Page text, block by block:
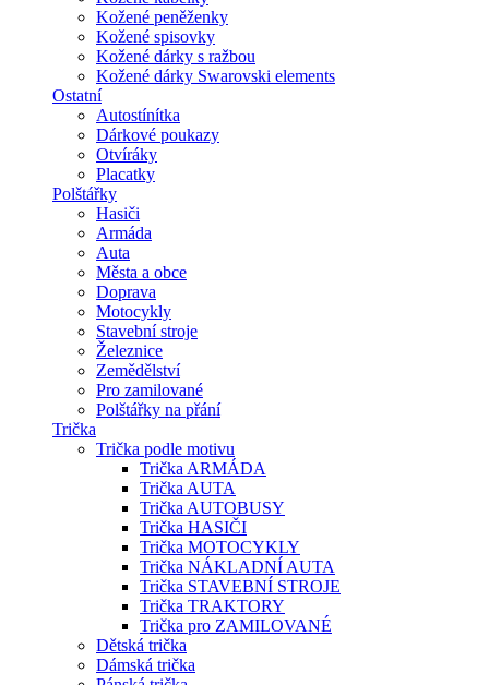
Kožené peněženky
Kožené spisovky
Kožené dárky s ražbou
Kožené dárky Swarovski elements
Ostatní
Autostínítka
Dárkové poukazy
Otvíráky
Placatky
Polštářky
Hasiči
Armáda
Auta
Města a obce
Doprava
Motocykly
Stavební stroje
Železnice
Zemědělství
Pro zamilované
Polštářky na přání
Trička
Trička podle motivu
Trička ARMÁDA
Trička AUTA
Trička AUTOBUSY
Trička HASIČI
Trička MOTOCYKLY
Trička NÁKLADNÍ AUTA
Trička STAVEBNÍ STROJE
Trička TRAKTORY
Trička pro ZAMILOVANÉ
Dětská trička
Dámská trička